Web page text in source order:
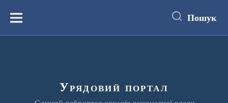
вмістуМеню Пошук
Урядовий портал